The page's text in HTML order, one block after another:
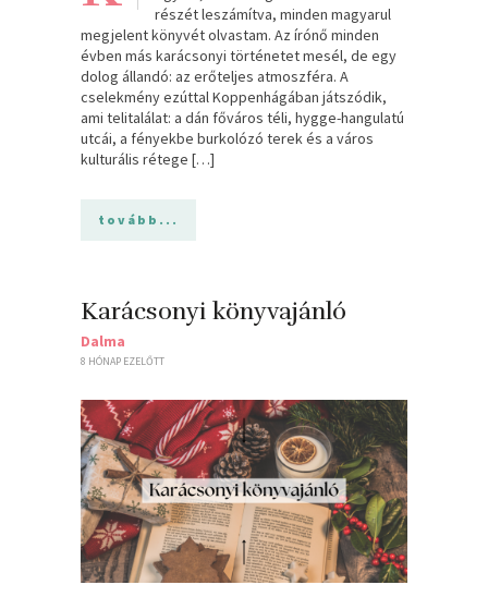
részét leszámítva, minden magyarul
megjelent könyvét olvastam. Az írónő minden
évben más karácsonyi történetet mesél, de egy
dolog állandó: az erőteljes atmoszféra. A
cselekmény ezúttal Koppenhágában játszódik,
ami telitalálat: a dán főváros téli, hygge-hangulatú
utcái, a fényekbe burkolózó terek és a város
kulturális rétege […]
tovább...
Karácsonyi könyvajánló
Dalma
8 HÓNAP EZELŐTT